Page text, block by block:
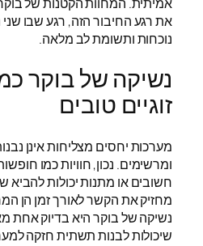
את רגע החיבור הזה, רגע שבו שני
נוכחות ותשומת לב מלאה.
נשיקה של בוקר
זוגיים טובים
מערכות יחסים מצליחות אינן
ומרשימים. נכון, חוויות כמו
חשובים או מתנות יכולות
מחזיק את הקשר לאורך זמן הן
נשיקה של בוקר היא בדיוק אחת
שיכולות לבנות תשתית חזקה